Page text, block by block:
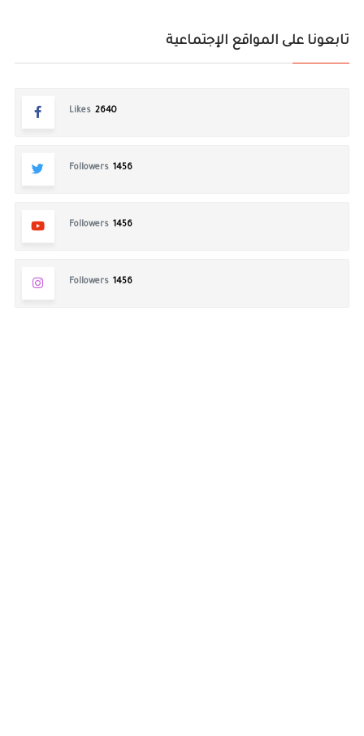
تابعونا على المواقع الإجتماعية
Likes 2640
Followers 1456
Followers 1456
Followers 1456